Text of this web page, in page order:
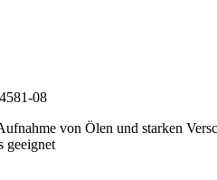
08
von Ölen und starken
geeignet